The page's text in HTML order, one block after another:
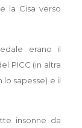
la Cisa verso
erano il
PICC (in altra
lo sapesse) e il
insonne da